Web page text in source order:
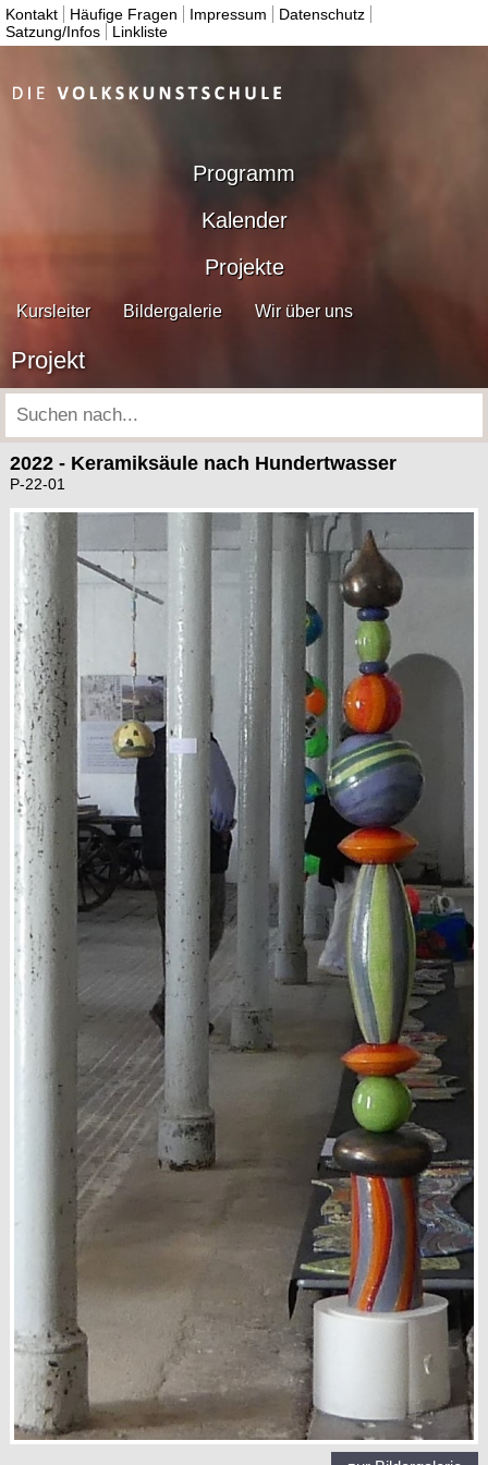
Kontakt Häufige Fragen Impressum
Datenschutz
Satzung/Infos
Linkliste
Programm
Kalender
Projekte
Kursleiter Bildergalerie Wir über uns
Projekt
2022 - Keramiksäule nach Hundertwasser
P-22-01